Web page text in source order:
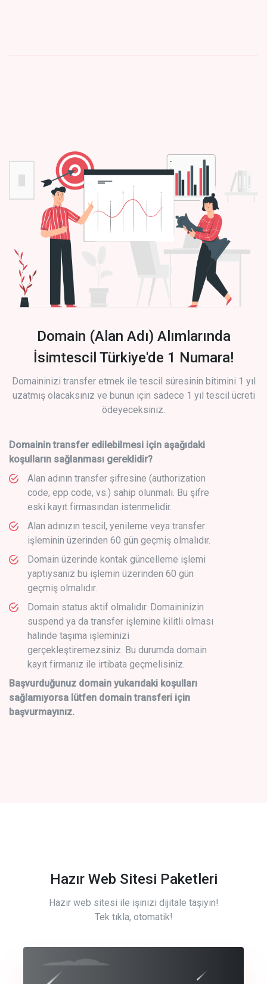
Domain (Alan Adı) Alımlarında
İsimtescil Türkiye'de 1 Numara!
Domaininizi transfer etmek ile tescil süresinin bitimini 1 yıl
uzatmış olacaksınız ve bunun için sadece 1 yıl tescil ücreti
ödeyeceksiniz.
Domainin transfer edilebilmesi için aşağıdaki
koşulların sağlanması gereklidir?
Alan adının transfer şifresine (authorization
code, epp code, vs.) sahip olunmalı. Bu şifre
eski kayıt firmasından istenmelidir.
Alan adınızın tescil, yenileme veya transfer
işleminin üzerinden 60 gün geçmiş olmalıdır.
Domain üzerinde kontak güncelleme işlemi
yaptıysanız bu işlemin üzerinden 60 gün
geçmiş olmalıdır.
Domain status aktif olmalıdır. Domaininizin
suspend ya da transfer işlemine kilitli olması
halinde taşıma işleminizi
gerçekleştiremezsiniz. Bu durumda domain
kayıt firmanız ile irtibata geçmelisiniz.
Başvurduğunuz domain yukarıdaki koşulları
sağlamıyorsa lütfen domain transferi için
başvurmayınız.
Hazır Web Sitesi Paketleri
Hazır web sitesi ile işinizi dijitale taşıyın!
Tek tıkla, otomatik!